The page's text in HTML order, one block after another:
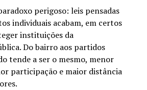
perigoso: leis pensadas
individuais acabam, em certos
instituições da
Do bairro aos partidos
tende a ser o mesmo, menor
participação e maior distância